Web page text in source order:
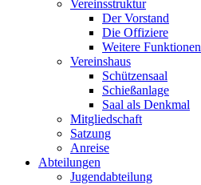
Vereinsstruktur
Der Vorstand
Die Offiziere
Weitere Funktionen
Vereinshaus
Schützensaal
Schießanlage
Saal als Denkmal
Mitgliedschaft
Satzung
Anreise
Abteilungen
Jugendabteilung